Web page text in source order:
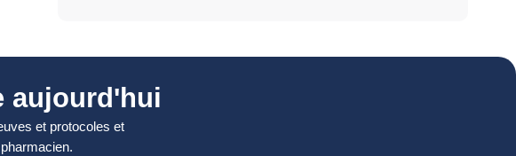
aujourd'hui
et protocoles et